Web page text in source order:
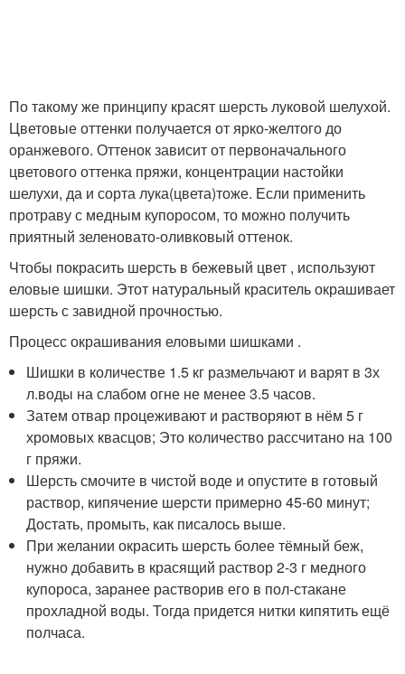
По такому же принципу красят шерсть луковой шелухой.
Цветовые оттенки получается от ярко-желтого до
оранжевого. Оттенок зависит от первоначального
цветового оттенка пряжи, концентрации настойки
шелухи, да и сорта лука(цвета)тоже. Если применить
протраву с медным купоросом, то можно получить
приятный зеленовато-оливковый оттенок.
Чтобы покрасить шерсть в бежевый цвет , используют
еловые шишки. Этот натуральный краситель окрашивает
шерсть с завидной прочностью.
Процесс окрашивания еловыми шишками .
Шишки в количестве 1.5 кг размельчают и варят в 3х
л.воды на слабом огне не менее 3.5 часов.
Затем отвар процеживают и растворяют в нём 5 г
хромовых квасцов; Это количество рассчитано на 100
г пряжи.
Шерсть смочите в чистой воде и опустите в готовый
раствор, кипячение шерсти примерно 45-60 минут;
Достать, промыть, как писалось выше.
При желании окрасить шерсть более тёмный беж,
нужно добавить в красящий раствор 2-3 г медного
купороса, заранее растворив его в пол-стакане
прохладной воды. Тогда придется нитки кипятить ещё
полчаса.